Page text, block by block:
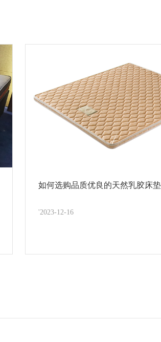
如何选购品质优良的天然乳胶床垫
'2023-12-16